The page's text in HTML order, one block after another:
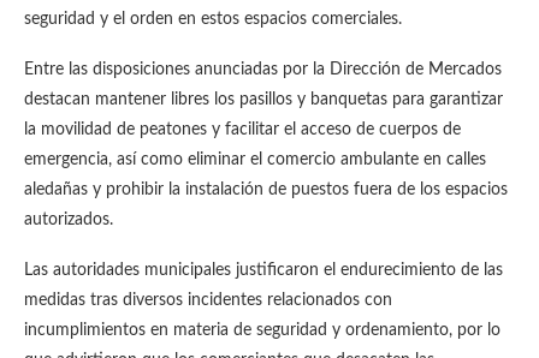
seguridad y el orden en estos espacios comerciales.
Entre las disposiciones anunciadas por la Dirección de Mercados
destacan mantener libres los pasillos y banquetas para garantizar
la movilidad de peatones y facilitar el acceso de cuerpos de
emergencia, así como eliminar el comercio ambulante en calles
aledañas y prohibir la instalación de puestos fuera de los espacios
autorizados.
Las autoridades municipales justificaron el endurecimiento de las
medidas tras diversos incidentes relacionados con
incumplimientos en materia de seguridad y ordenamiento, por lo